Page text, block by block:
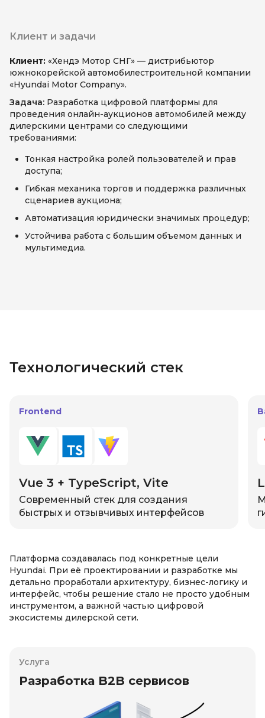
Клиент и задачи
Клиент: «Хендэ Мотор СНГ» — дистрибьютор
южнокорейской автомобилестроительной компании
«Hyundai Motor Company».
Задача: Разработка цифровой платформы для
проведения онлайн-аукционов автомобилей между
дилерскими центрами со следующими
требованиями:
Тонкая настройка ролей пользователей и прав
доступа;
Гибкая механика торгов и поддержка различных
сценариев аукциона;
Автоматизация юридически значимых процедур;
Устойчива работа с большим объемом данных и
мультимедиа.
Технологический стек
Frontend
Vue 3 + TypeScript, Vite
Современный стек для создания
быстрых и отзывчивых интерфейсов
Платформа создавалась под конкретные цели
Hyundai. При её проектировании и разработке мы
детально проработали архитектуру, бизнес-логику и
интерфейс, чтобы решение стало не просто удобным
инструментом, а важной частью цифровой
экосистемы дилерской сети.
Услуга
Разработка B2B сервисов